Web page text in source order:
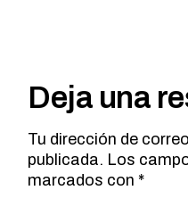
Deja una
Tu dirección de
publicada. Los
marcados con *